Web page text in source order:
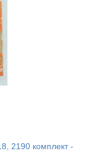
2190 комплект -